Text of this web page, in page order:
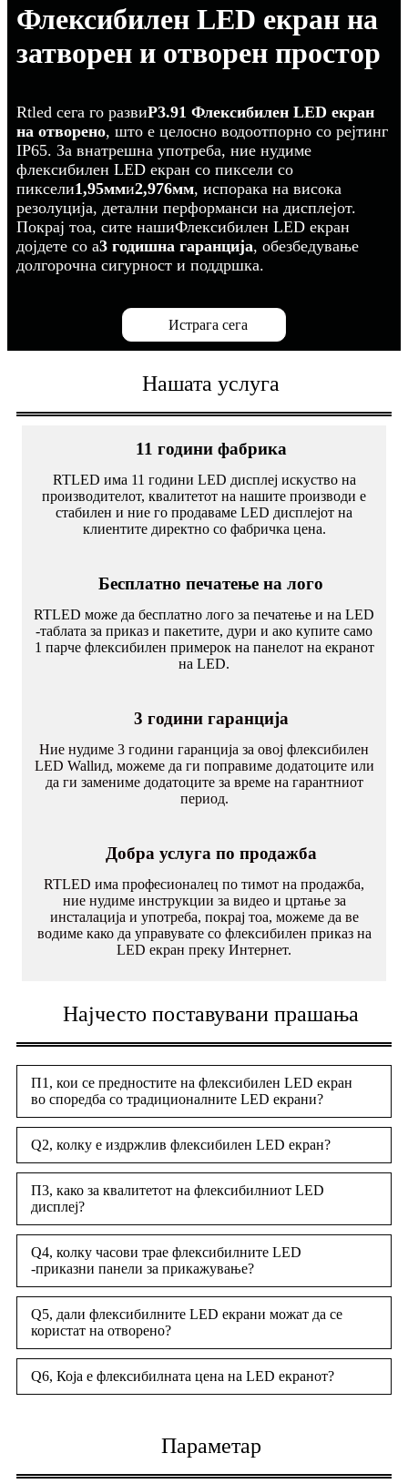
Флексибилен LED екран на
затворен и отворен простор
Rtled сега го развиP3.91 Флексибилен LED екран
на отворено, што е целосно водоотпорно со рејтинг
IP65. За внатрешна употреба, ние нудиме
флексибилен LED екран со пиксели со
пиксели1,95мми2,976мм, испорака на висока
резолуција, детални перформанси на дисплејот.
Покрај тоа, сите нашиФлексибилен LED екран
дојдете со a3 годишна гаранција, обезбедување
долгорочна сигурност и поддршка.
Истрага сега
Нашата услуга
11 години фабрика
RTLED има 11 години LED дисплеј искуство на
производителот, квалитетот на нашите производи е
стабилен и ние го продаваме LED дисплејот на
клиентите директно со фабричка цена.
Бесплатно печатење на лого
RTLED може да бесплатно лого за печатење и на LED
-таблата за приказ и пакетите, дури и ако купите само
1 парче флексибилен примерок на панелот на екранот
на LED.
3 години гаранција
Ние нудиме 3 години гаранција за овој флексибилен
LED Wallид, можеме да ги поправиме додатоците или
да ги замениме додатоците за време на гарантниот
период.
Добра услуга по продажба
RTLED има професионалец по тимот на продажба,
ние нудиме инструкции за видео и цртање за
инсталација и употреба, покрај тоа, можеме да ве
водиме како да управувате со флексибилен приказ на
LED екран преку Интернет.
Најчесто поставувани прашања
П1, кои се предностите на флексибилен LED екран
во споредба со традиционалните LED екрани?
Q2, колку е издржлив флексибилен LED екран?
П3, како за квалитетот на флексибилниот LED
дисплеј?
Q4, колку часови трае флексибилните LED
-приказни панели за прикажување?
Q5, дали флексибилните LED екрани можат да се
користат на отворено?
Q6, Која е флексибилната цена на LED екранот?
Параметар